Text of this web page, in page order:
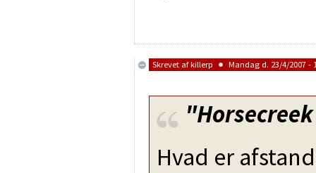
Skrevet afkillerp Mandag d. 23/4/2007 -
Hvad er